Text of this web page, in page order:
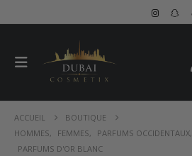
ACCUEIL
BOUTIQUE
HOMMES, FEMMES, PARFUMS OCCIDENTAUX,
PARFUMS D'OR BLANC